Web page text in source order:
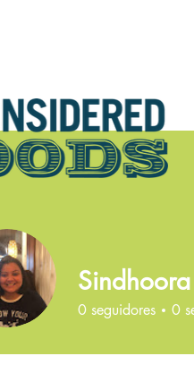
0 seguidores 0